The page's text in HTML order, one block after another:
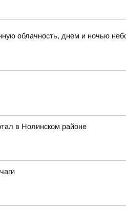
облачность, днем и ночью
в Нолинском районе